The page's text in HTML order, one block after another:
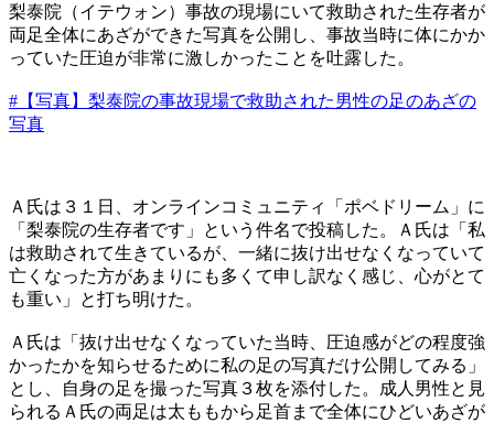
梨泰院（イテウォン）事故の現場にいて救助された生存者が
両足全体にあざができた写真を公開し、事故当時に体にかか
っていた圧迫が非常に激しかったことを吐露した。
#【写真】梨泰院の事故現場で救助された男性の足のあざの
写真
Ａ氏は３１日、オンラインコミュニティ「ポベドリーム」に
「梨泰院の生存者です」という件名で投稿した。Ａ氏は「私
は救助されて生きているが、一緒に抜け出せなくなっていて
亡くなった方があまりにも多くて申し訳なく感じ、心がとて
も重い」と打ち明けた。
Ａ氏は「抜け出せなくなっていた当時、圧迫感がどの程度強
かったかを知らせるために私の足の写真だけ公開してみる」
とし、自身の足を撮った写真３枚を添付した。成人男性と見
られるＡ氏の両足は太ももから足首まで全体にひどいあざが